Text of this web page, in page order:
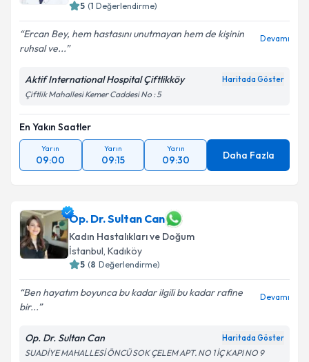
5 (1 Değerlendirme)
Ercan Bey, hem hastasını unutmayan hem de kişinin
ruhsal ve...
Devamı
Aktif International Hospital Çiftlikköy Haritada Göster
Çiftlik Mahallesi Kemer Caddesi No : 5
En Yakın Saatler
Yarın
09:00
Yarın
09:15
Yarın
09:30 Daha Fazla
Op. Dr. Sultan Can
Kadın Hastalıkları ve Doğum
İstanbul, Kadıköy
5 (8 Değerlendirme)
Ben hayatım boyunca bu kadar ilgili bu kadar rafine
bir...
Devamı
Op. Dr. Sultan Can Haritada Göster
SUADİYE MAHALLESİ ÖNCÜ SOK ÇELEM APT. NO 1 İÇ KAPI NO 9